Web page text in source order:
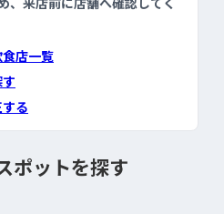
店一覧
る
ポットを探す